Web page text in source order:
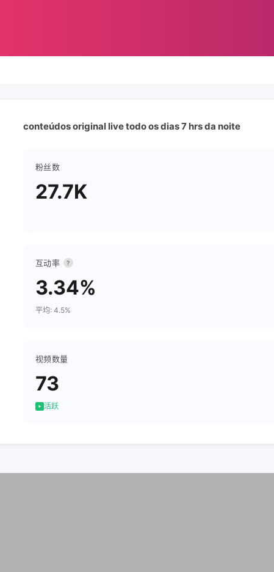
conteúdos original live todo os dias 7 hrs da noite
粉丝数
27.7K
互动率 ?
3.34%
平均: 4.5%
视频数量
73
活跃